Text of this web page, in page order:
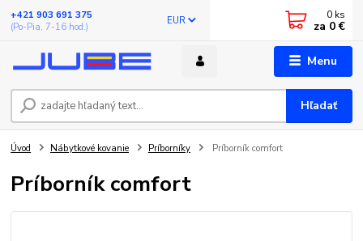
Menu
EUR
Hľadať
+421 903 691 375
(Po-Pia, 7-16 hod.)
0 ks
za 0 €
Úvod Nábytkové kovanie Príborníky Príborník comfort
Príborník comfort